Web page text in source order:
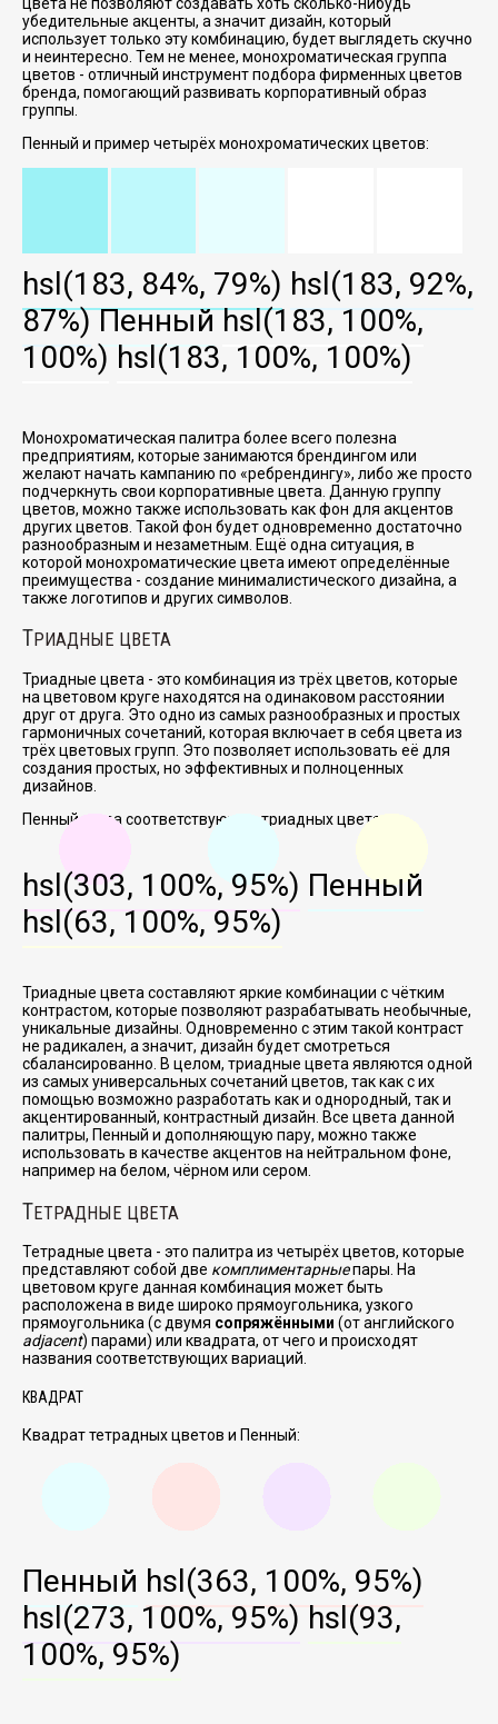
цвета не позволяют создавать хоть сколько-нибудь
убедительные акценты, а значит дизайн, который
использует только эту комбинацию, будет выглядеть скучно
и неинтересно. Тем не менее, монохроматическая группа
цветов - отличный инструмент подбора фирменных цветов
бренда, помогающий развивать корпоративный образ
группы.
Пенный и пример четырёх монохроматических цветов:
hsl(183, 84%, 79%) hsl(183, 92%,
87%) Пенный hsl(183, 100%,
100%) hsl(183, 100%, 100%)
Монохроматическая палитра более всего полезна
предприятиям, которые занимаются брендингом или
желают начать кампанию по
ребрендингу , либо же просто
подчеркнуть свои корпоративные цвета. Данную группу
цветов, можно также использовать как фон для акцентов
других цветов. Такой фон будет одновременно достаточно
разнообразным и незаметным. Ещё одна ситуация, в
которой монохроматические цвета имеют определённые
преимущества - создание минималистического дизайна, а
также логотипов и других символов.
ТРИАДНЫЕ ЦВЕТА
Триадные цвета - это комбинация из трёх цветов, которые
на цветовом круге находятся на одинаковом расстоянии
друг от друга. Это одно из самых разнообразных и простых
гармоничных сочетаний, которая включает в себя цвета из
трёх цветовых групп. Это позволяет использовать её для
создания простых, но эффективных и полноценных
дизайнов.
Пенный и два соответствующих триадных цвета:
hsl(303, 100%, 95%) Пенный
hsl(63, 100%, 95%)
Триадные цвета составляют яркие комбинации с чётким
контрастом, которые позволяют разрабатывать необычные,
уникальные дизайны. Одновременно с этим такой контраст
не радикален, а значит, дизайн будет смотреться
сбалансированно. В целом, триадные цвета являются одной
из самых универсальных сочетаний цветов, так как с их
помощью возможно разработать как и однородный, так и
акцентированный, контрастный дизайн. Все цвета данной
палитры, Пенный и дополняющую пару, можно также
использовать в качестве акцентов на нейтральном фоне,
например на белом, чёрном или сером.
ТЕТРАДНЫЕ ЦВЕТА
Тетрадные цвета - это палитра из четырёх цветов, которые
представляют собой две комплиментарныепары. На
цветовом круге данная комбинация может быть
расположена в виде широко прямоугольника, узкого
прямоугольника (с двумя сопряжёнными (от английского
adjacent) парами) или квадрата, от чего и происходят
названия соответствующих вариаций.
КВАДРАТ
Квадрат тетрадных цветов и Пенный:
Пенный hsl(363, 100%, 95%)
hsl(273, 100%, 95%) hsl(93,
100%, 95%)